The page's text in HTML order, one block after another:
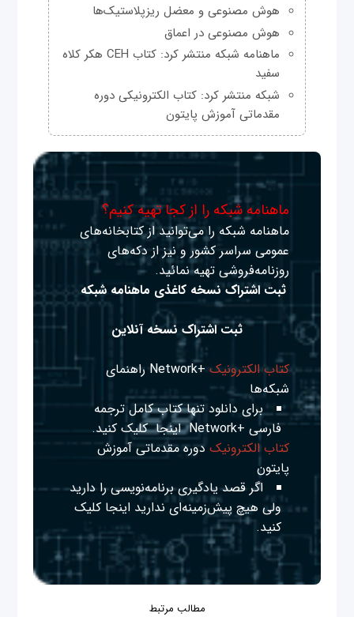
هوش مصنوعی و معضل ریزپلاستیک‌ها
هوش مصنوعی در اعماق
ماهنامه شبکه منتشر کرد: کتاب CEH هکر کلاه
سفید
شبکه منتشر کرد: کتاب الکترونیکی دوره
مقدماتی آموزش پایتون
ماهنامه شبکه را از کجا تهیه کنیم؟
ماهنامه شبکه را می‌توانید از کتابخانه‌های
عمومی سراسر کشور و نیز از دکه‌های
روزنامه‌فروشی تهیه نمائید.
ثبت اشتراک نسخه کاغذی ماهنامه شبکه
ثبت اشتراک نسخه آنلاین
کتاب الکترونیک
+Network راهنمای
شبکه‌ها
برای دانلود تنها کتاب کامل ترجمه
فارسی +Network
اینجا کلیک کنید.
کتاب الکترونیک دوره مقدماتی آموزش
پایتون
اگر قصد یادگیری برنامه‌نویسی را دارید
ولی هیچ پیش‌زمینه‌ای نداریداینجا کلیک
کنید.
مطالب مرتبط